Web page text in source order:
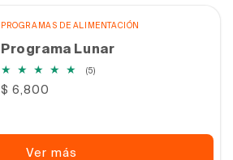
PROGRAMAS DE ALIMENTACIÓN
Programa Lunar
(5)5
Precio
$ 6,800
Ver más